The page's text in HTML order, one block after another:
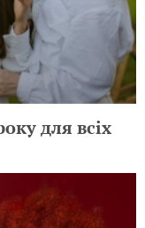
для всіх